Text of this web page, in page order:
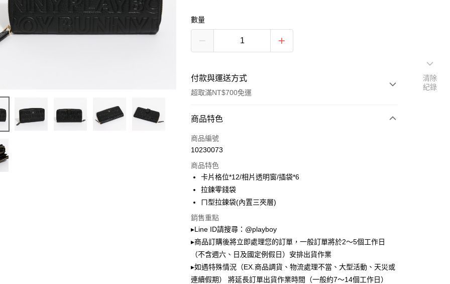
數量
付款與運送方式
超取滿NT$700免運
付款方式
信用卡一次付款
LINE Pay
Apple Pay
Google Pay
相關說明
【大哥付你分期使用說明】
1.本服務由台灣大哥大提供，台灣大哥大用戶可立即使用無須另外申請。
ATM付款
商品特色
商品編號
10230073
商品特色
卡片格位*12/相片透明窗/插袋*6
拉鍊零錢袋
ㄇ型拉鍊袋(內置三夾層)
銷售重點
▸Line ID請搜尋：@playboy
▸商品訂購後將立即處理您的訂單，一般訂單將於2～5個工作日
（不含週六、日及國定例假日）安排出貨作業
▸如遇特殊情況（EX.商品調貨、物流處理不當、大型活動、天災或
連續假期） 將延長訂單出貨作業時間（一般約7～14個工作日）
清除
紀錄